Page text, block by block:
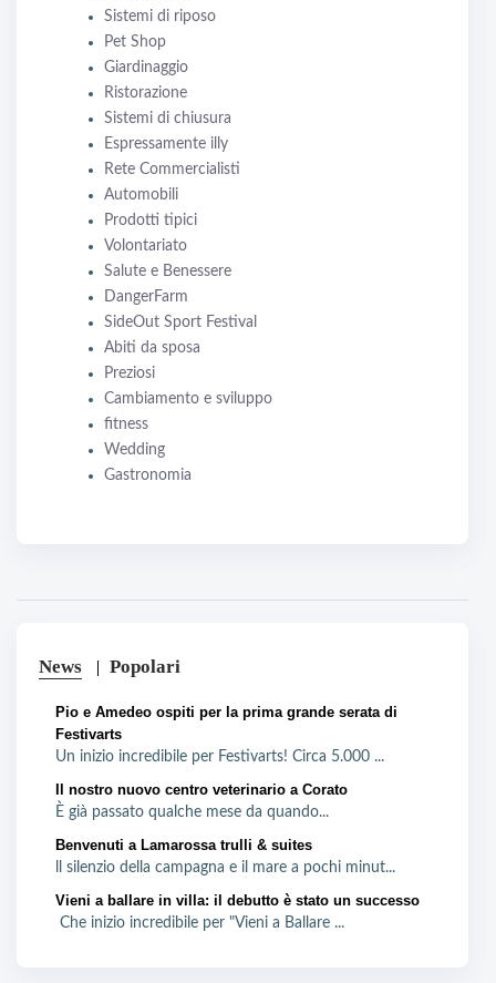
Sistemi di riposo
Pet Shop
Giardinaggio
Ristorazione
Sistemi di chiusura
Espressamente illy
Rete Commercialisti
Automobili
Prodotti tipici
Volontariato
Salute e Benessere
DangerFarm
SideOut Sport Festival
Abiti da sposa
Preziosi
Cambiamento e sviluppo
fitness
Wedding
Gastronomia
News Popolari
Pio e Amedeo ospiti per la prima grande serata di
Festivarts
Un inizio incredibile per Festivarts! Circa 5.000 ...
Il nostro nuovo centro veterinario a Corato
È già passato qualche mese da quando...
Benvenuti a Lamarossa trulli & suites
ll silenzio della campagna e il mare a pochi minut...
Vieni a ballare in villa: il debutto è stato un successo
Che inizio incredibile per "Vieni a Ballare ...